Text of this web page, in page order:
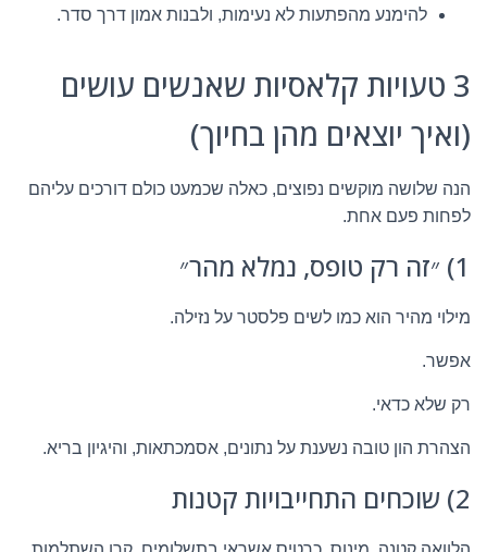
להימנע מהפתעות לא נעימות, ולבנות אמון דרך סדר.
3 טעויות קלאסיות שאנשים עושים
(ואיך יוצאים מהן בחיוך)
הנה שלושה מוקשים נפוצים, כאלה שכמעט כולם דורכים עליהם
לפחות פעם אחת.
1) ״זה רק טופס, נמלא מהר״
מילוי מהיר הוא כמו לשים פלסטר על נזילה.
אפשר.
רק שלא כדאי.
הצהרת הון טובה נשענת על נתונים, אסמכתאות, והיגיון בריא.
2) שוכחים התחייבויות קטנות